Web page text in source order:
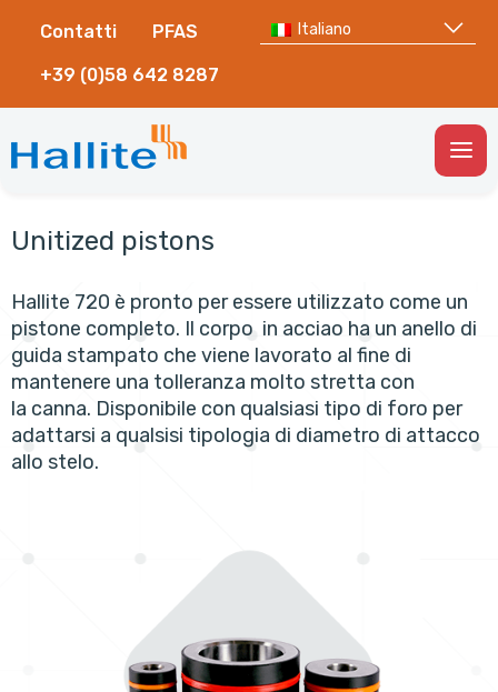
Contatti PFAS
+39 (0)58 642 8287
Italiano
Unitized pistons
Hallite 720 è pronto per essere utilizzato come un
pistone completo. Il corpo in acciao ha un anello di
guida stampato che viene lavorato al fine di
mantenere una tolleranza molto stretta con
la canna. Disponibile con qualsiasi tipo di foro per
adattarsi a qualsisi tipologia di diametro di attacco
allo stelo.